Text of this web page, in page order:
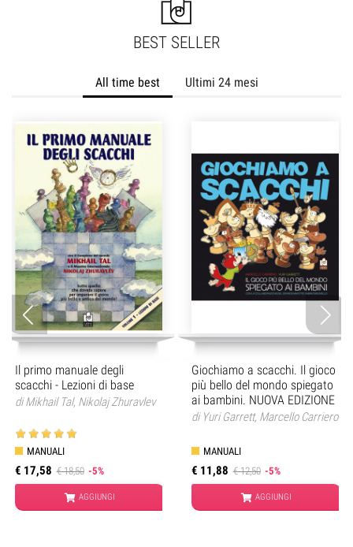
BEST SELLER
All time best Ultimi 24 mesi
Il primo manuale degli
scacchi - Lezioni di base
diMikhail Tal, Nikolaj Zhuravlev
MANUALI
€ 17,58 € 18,50 -5%
AGGIUNGI
Giochiamo a scacchi. Il gioco
più bello del mondo spiegato
ai bambini. NUOVA EDIZIONE
di Yuri Garrett, Marcello Carriero
MANUALI
€ 11,88 € 12,50 -5%
AGGIUNGI